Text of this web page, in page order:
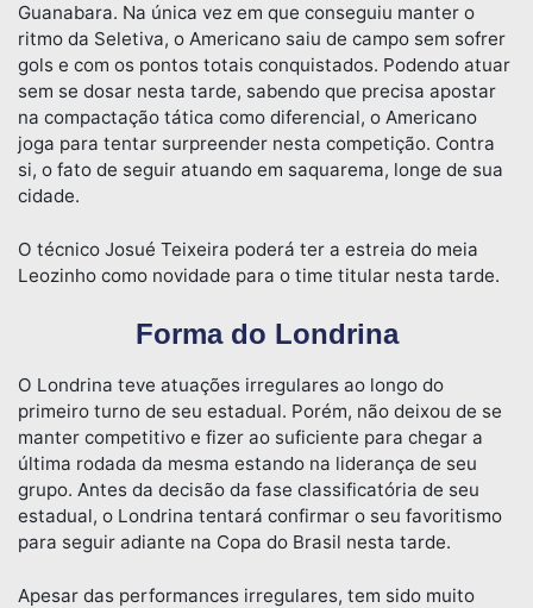
Guanabara. Na única vez em que conseguiu manter o
ritmo da Seletiva, o Americano saiu de campo sem sofrer
gols e com os pontos totais conquistados. Podendo atuar
sem se dosar nesta tarde, sabendo que precisa apostar
na compactação tática como diferencial, o Americano
joga para tentar surpreender nesta competição. Contra
si, o fato de seguir atuando em saquarema, longe de sua
cidade.
O técnico Josué Teixeira poderá ter a estreia do meia
Leozinho como novidade para o time titular nesta tarde.
Forma do Londrina
O Londrina teve atuações irregulares ao longo do
primeiro turno de seu estadual. Porém, não deixou de se
manter competitivo e fizer ao suficiente para chegar a
última rodada da mesma estando na liderança de seu
grupo. Antes da decisão da fase classificatória de seu
estadual, o Londrina tentará confirmar o seu favoritismo
para seguir adiante na Copa do Brasil nesta tarde.
Apesar das performances irregulares, tem sido muito